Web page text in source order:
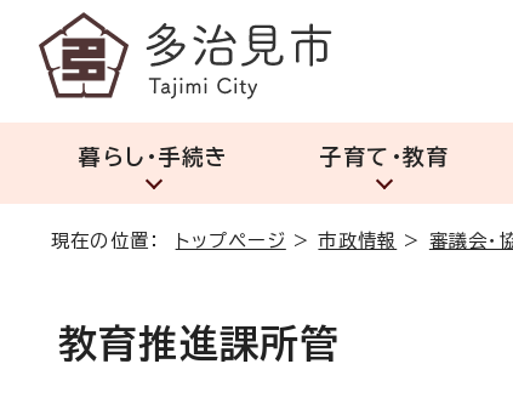
暮らし・手続き 子育て・教育
現在の位置： トップページ >市政情報 > 審議会・
教育推進課所管